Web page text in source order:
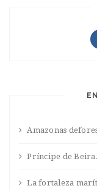
Amazonas
Príncipe de
La fortaleza